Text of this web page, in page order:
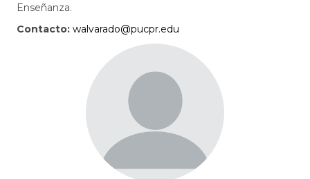
Enseñanza.
Contacto: walvarado@pucpr.edu